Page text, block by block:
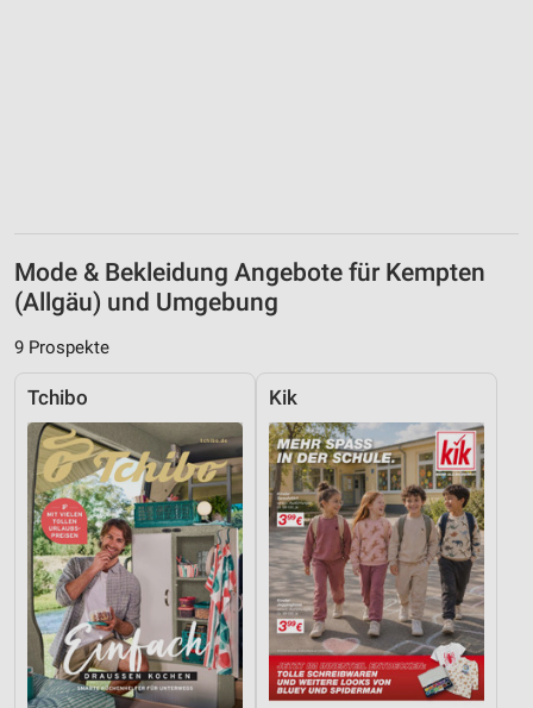
Mode & Bekleidung Angebote für Kempten
(Allgäu) und Umgebung
9 Prospekte
Tchibo Kik